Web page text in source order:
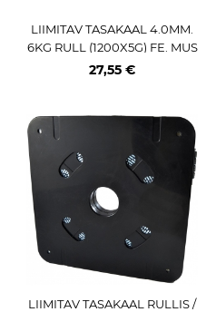
LIIMITAV TASAKAAL 4.0MM.
6KG RULL (1200X5G) FE. MUS
T PULBERV (ECO)
27,55 €
LIIMITAV TASAKAAL RULLIS /